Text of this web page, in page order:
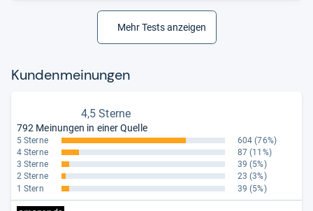
Mehr Tests anzeigen
Kun­den­mei­nun­gen
4,5 Sterne
792 Meinungen in einer Quelle
5 Sterne 604 (76%)
4 Sterne
87 (11%)
3 Sterne
39 (5%)
2 Sterne
23 (3%)
1 Stern
39 (5%)